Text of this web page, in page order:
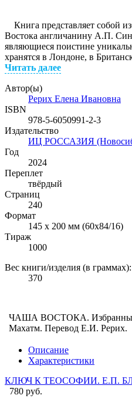
Книга представляет собой
Востока англичанину А.П.
являющиеся поистине
хранятся в Лондоне, в
Читать далее
Автор(ы)
Рерих Елена Ивановна
ISBN
978-5-6050991-2-3
Издательство
ИЦ РОССАЗИЯ
Год
2024
Переплет
твёрдый
Страниц
240
Формат
145 х 200 мм (60х84/16)
Тираж
1000
Вес книги/изделия (в граммах):
370
ЧАША ВОСТОКА.
Махатм. Перевод Е.И. Рерих.
Описание
Характеристики
КЛЮЧ К ТЕОСОФИИ. Е.П.
780 руб.